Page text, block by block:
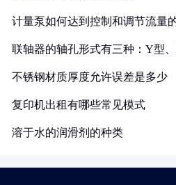
计量泵如何达到控制和调节流量
联轴器的轴孔形式有三种：Y型
不锈钢材质厚度允许误差是多少
复印机出租有哪些常见模式
溶于水的润滑剂的种类